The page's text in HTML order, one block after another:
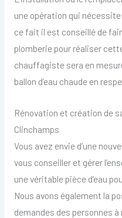
une opération qui nécessite
ce fait il est conseillé de
plomberie pour réaliser
chauffagiste sera en
ballon d’eau chaude en
Rénovation et création de
Clinchamps
Vous avez envie d’une
vous conseiller et gérer
une véritable pièce d’eau
Nous avons également la
demandes des personnes